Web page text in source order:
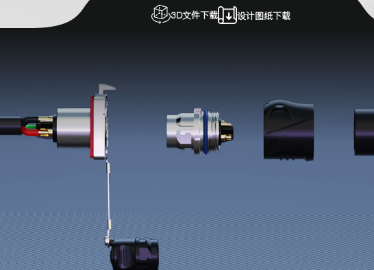
3D文件下载 设计图纸下载